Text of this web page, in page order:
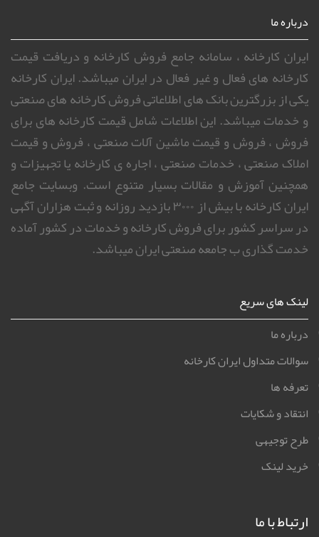
درباره ما
ایران کارخانه ، سامانه جامع فروش کارخانه و دریافت قیمت
کارخانه های فعال و غیر فعال در ایران میباشد. ایران کارخانه
یکی از بزرگترین بانک های اطلاعاتی فروش کارخانه های صنعتی
و خدمات میباشد. این اطلاعات شامل قیمت کارخانه های برای
فروش ، فروش و قیمت ماشین آلات صنعتی ، فروش و قیمت
املاک صنعتی ، خدمات صنعتی ، اجاره ی کارخانه یا تجهیزات و
همچنین آموزش و مقالات بسیار متنوع است. وبسایت جامع
ایران کارخانه با بیش از ۳۰۰۰ بازدید روزانه و ثبت هزاران آگهی
در سراسر کشور برای فروش کارخانه و خدمات در کشور آماده
خدمت گذاری ب جامعه صنعتی ایران میباشد.
لینک های سریع
درباره ما
سوالات متداول ایران کارخانه
تعرفه ها
انتقاد و شکایات
طرح توجیهی
خرید لینک
ارتباط با ما